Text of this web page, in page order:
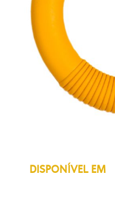
DISPONÍVEL EM